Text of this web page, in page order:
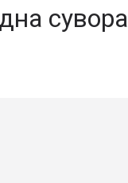
сyвора